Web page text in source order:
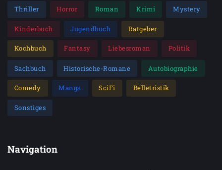
Thriller Horror Roman Krimi Mystery
Kinderbuch Jugendbuch Ratgeber
Kochbuch Fantasy Liebesroman Politik
Sachbuch Historische-Romane Autobiographie
Comedy Manga SciFi Belletristik
Sonstiges
Navigation